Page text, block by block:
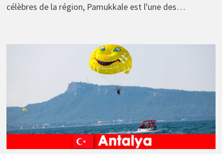
célèbres de la région, Pamukkale est l'une des…